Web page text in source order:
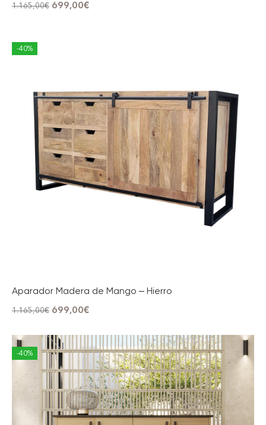
1.165,00€ 699,00€
-40%
Aparador Madera de Mango – Hierro
1.165,00€ 699,00€
-40%